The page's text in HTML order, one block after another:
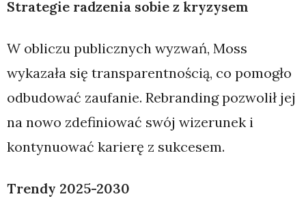
Strategie radzenia sobie z kryzysem
W obliczu publicznych wyzwań, Moss
wykazała się transparentnością, co pomogło
odbudować zaufanie. Rebranding pozwolił jej
na nowo zdefiniować swój wizerunek i
kontynuować karierę z sukcesem.
Trendy 2025-2030